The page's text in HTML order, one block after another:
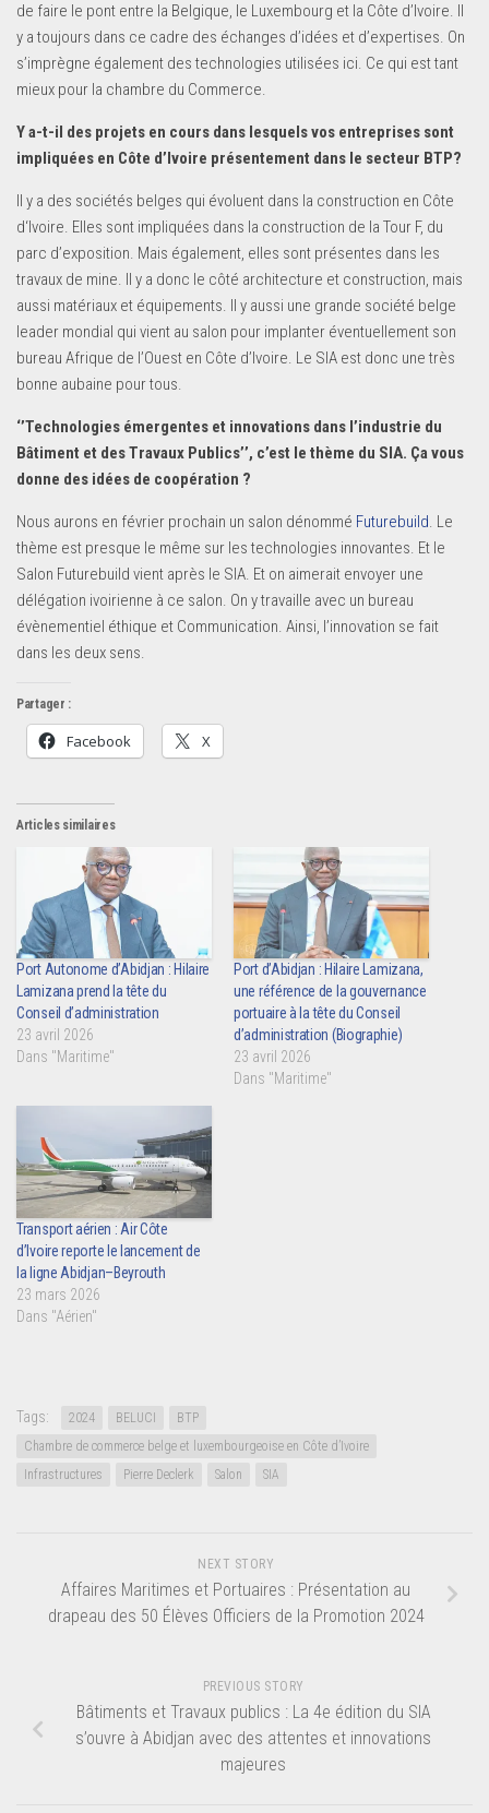
de faire le pont entre la Belgique, le Luxembourg et la Côte d’Ivoire. Il
y a toujours dans ce cadre des échanges d’idées et d’expertises. On
s’imprègne également des technologies utilisées ici. Ce qui est tant
mieux pour la chambre du Commerce.
Y a-t-il des projets en cours dans lesquels vos entreprises sont
impliquées en Côte d’Ivoire présentement dans le secteur BTP?
Il y a des sociétés belges qui évoluent dans la construction en Côte
d‘Ivoire. Elles sont impliquées dans la construction de la Tour F, du
parc d’exposition. Mais également, elles sont présentes dans les
travaux de mine. Il y a donc le côté architecture et construction, mais
aussi matériaux et équipements. Il y aussi une grande société belge
leader mondial qui vient au salon pour implanter éventuellement son
bureau Afrique de l’Ouest en Côte d’Ivoire. Le SIA est donc une très
bonne aubaine pour tous.
‘’Technologies émergentes et innovations dans l’industrie du
Bâtiment et des Travaux Publics’’, c’est le thème du SIA. Ça vous
donne des idées de coopération ?
Nous aurons en février prochain un salon dénommé Futurebuild. Le
thème est presque le même sur les technologies innovantes. Et le
Salon Futurebuild vient après le SIA. Et on aimerait envoyer une
délégation ivoirienne à ce salon. On y travaille avec un bureau
évènementiel éthique et Communication. Ainsi, l’innovation se fait
dans les deux sens.
Partager :
Facebook X
Articles similaires
Port Autonome d’Abidjan : Hilaire
Lamizana prend la tête du
Conseil d’administration
23 avril 2026
Dans "Maritime"
Port d’Abidjan : Hilaire Lamizana,
une référence de la gouvernance
portuaire à la tête du Conseil
d’administration (Biographie)
23 avril 2026
Dans "Maritime"
Transport aérien : Air Côte
d’Ivoire reporte le lancement de
la ligne Abidjan–Beyrouth
23 mars 2026
Dans "Aérien"
Tags: 2024 BELUCI
BTP
Chambre de commerce belge et luxembourgeoise en Côte d’Ivoire
Infrastructures
Pierre Declerk Salon SIA
NEXT STORY
Affaires Maritimes et Portuaires : Présentation au
drapeau des 50 Élèves Officiers de la Promotion 2024
PREVIOUS STORY
Bâtiments et Travaux publics : La 4e édition du SIA
s’ouvre à Abidjan avec des attentes et innovations
majeures